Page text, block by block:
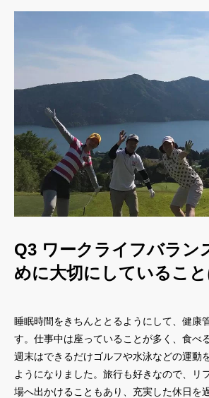
Q3 ワークライフバラン
めに大切にしていること
睡眠時間をきちんととるようにして、健康
す。仕事中は座っていることが多く、食べ
週末はできるだけゴルフや水泳などの運動
ようになりました。旅行も好きなので、リ
場へ出かけることもあり、充実した休日を